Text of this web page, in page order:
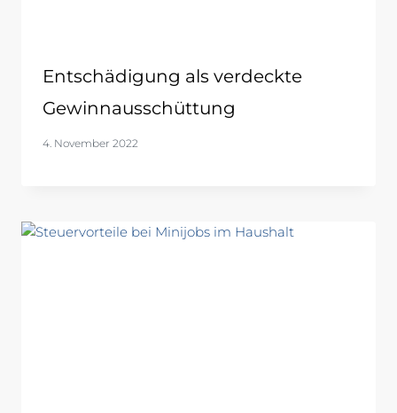
Entschädigung als verdeckte
Gewinnausschüttung
4. November 2022